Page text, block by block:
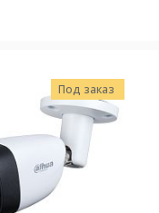
Под заказ